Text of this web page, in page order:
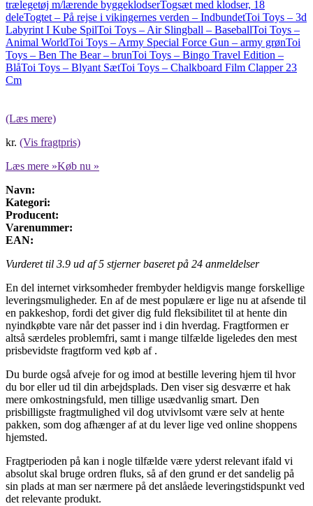
trælegetøj m/lærende byggeklodserTogsæt med klodser, 18
deleTogtet – På rejse i vikingernes verden – IndbundetToi Toys – 3d
Labyrint I Kube SpilToi Toys – Air Slingball – BaseballToi Toys –
Animal WorldToi Toys – Army Special Force Gun – army grønToi
Toys – Ben The Bear – brunToi Toys – Bingo Travel Edition –
BlåToi Toys – Blyant SætToi Toys – Chalkboard Film Clapper 23
Cm
(Læs mere)
kr. (Vis fragtpris)
Læs mere »Køb nu »
Navn:
Kategori:
Producent:
Varenummer:
EAN:
Vurderet til 3.9 ud af 5 stjerner baseret på 24 anmeldelser
En del internet virksomheder frembyder heldigvis mange forskellige
leveringsmuligheder. En af de mest populære er lige nu at afsende til
en pakkeshop, fordi det giver dig fuld fleksibilitet til at hente din
nyindkøbte vare når det passer ind i din hverdag. Fragtformen er
altså særdeles problemfri, samt i mange tilfælde ligeledes den mest
prisbevidste fragtform ved køb af .
Du burde også afveje for og imod at bestille levering hjem til hvor
du bor eller ud til din arbejdsplads. Den viser sig desværre et hak
mere omkostningsfuld, men tillige usædvanlig smart. Den
prisbilligste fragtmulighed vil dog utvivlsomt være selv at hente
pakken, som dog afhænger af at du lever lige ved online shoppens
hjemsted.
Fragtperioden på kan i nogle tilfælde være yderst relevant ifald vi
absolut skal bruge ordren fluks, så af den grund er det sandelig på
sin plads at man ser nærmere på det anslåede leveringstidspunkt ved
det relevante produkt.